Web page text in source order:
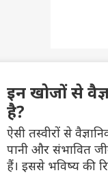
इन खोजों से
है?
ऐसी तस्वीरों से
पानी और संभावित
हैं। इससे भविष्य की